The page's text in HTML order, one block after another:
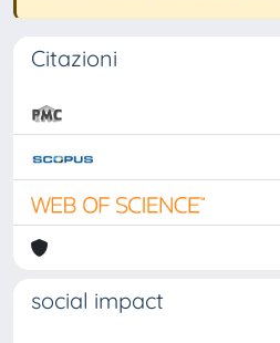
Citazioni
social impact